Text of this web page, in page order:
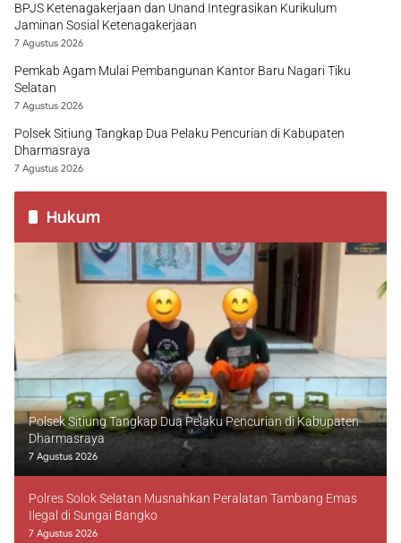
BPJS Ketenagakerjaan dan Unand Integrasikan Kurikulum
Jaminan Sosial Ketenagakerjaan
7 Agustus 2026
Pemkab Agam Mulai Pembangunan Kantor Baru Nagari Tiku
Selatan
7 Agustus 2026
Polsek Sitiung Tangkap Dua Pelaku Pencurian di Kabupaten
Dharmasraya
7 Agustus 2026
Hukum
Polsek Sitiung Tangkap Dua Pelaku Pencurian di Kabupaten
Dharmasraya
7 Agustus 2026
Polres Solok Selatan Musnahkan Peralatan Tambang Emas
Ilegal di Sungai Bangko
7 Agustus 2026